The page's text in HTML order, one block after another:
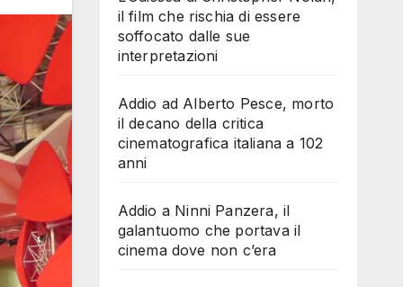
il film che rischia di essere
soffocato dalle sue
interpretazioni
Addio ad Alberto Pesce, morto
il decano della critica
cinematografica italiana a 102
anni
Addio a Ninni Panzera, il
galantuomo che portava il
cinema dove non c’era